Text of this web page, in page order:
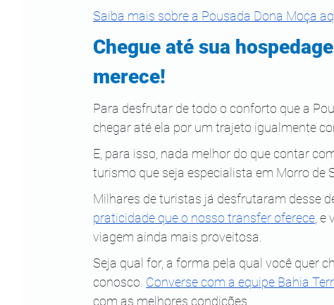
Saiba mais sobre a Pousada Dona Moça
Chegue até sua
merece!
Para desfrutar de todo o conforto que a
chegar até ela por um trajeto igualmente
E, para isso, nada melhor do que contar
turismo que seja especialista em Morro de
Milhares de turistas já desfrutaram desse
praticidade que o nosso transfer oferece ,
viagem ainda mais proveitosa.
Seja qual for, a forma pela qual você quer
conosco. Converse com a equipe Bahia
com as melhores condições.